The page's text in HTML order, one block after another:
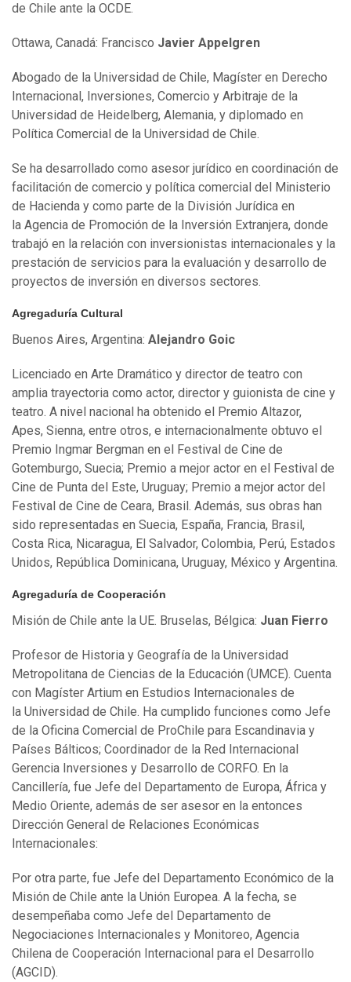
de Chile ante la OCDE.
Ottawa, Canadá: Francisco Javier Appelgren
Abogado de la Universidad de Chile, Magíster en Derecho
Internacional, Inversiones, Comercio y Arbitraje de la
Universidad de Heidelberg, Alemania, y diplomado en
Política Comercial de la Universidad de Chile.
Se ha desarrollado como asesor jurídico en coordinación de
facilitación de comercio y política comercial del Ministerio
de Hacienda y como parte de la División Jurídica en
la Agencia de Promoción de la Inversión Extranjera, donde
trabajó en la relación con inversionistas internacionales y la
prestación de servicios para la evaluación y desarrollo de
proyectos de inversión en diversos sectores.
Agregaduría Cultural
Buenos Aires, Argentina: Alejandro Goic
Licenciado en Arte Dramático y director de teatro con
amplia trayectoria como actor, director y guionista de cine y
teatro. A nivel nacional ha obtenido el Premio Altazor,
Apes, Sienna, entre otros, e internacionalmente obtuvo el
Premio Ingmar Bergman en el Festival de Cine de
Gotemburgo, Suecia; Premio a mejor actor en el Festival de
Cine de Punta del Este, Uruguay; Premio a mejor actor del
Festival de Cine de Ceara, Brasil. Además, sus obras han
sido representadas en Suecia, España, Francia, Brasil,
Costa Rica, Nicaragua, El Salvador, Colombia, Perú, Estados
Unidos, República Dominicana, Uruguay, México y Argentina.
Agregaduría de Cooperación
Misión de Chile ante la UE. Bruselas, Bélgica: Juan Fierro
Profesor de Historia y Geografía de la Universidad
Metropolitana de Ciencias de la Educación (UMCE). Cuenta
con Magíster Artium en Estudios Internacionales de
la Universidad de Chile. Ha cumplido funciones como Jefe
de la Oficina Comercial de ProChile para Escandinavia y
Países Bálticos; Coordinador de la Red Internacional
Gerencia Inversiones y Desarrollo de CORFO. En la
Cancillería, fue Jefe del Departamento de Europa, África y
Medio Oriente, además de ser asesor en la entonces
Dirección General de Relaciones Económicas
Internacionales:
Por otra parte, fue Jefe del Departamento Económico de la
Misión de Chile ante la Unión Europea. A la fecha, se
desempeñaba como Jefe del Departamento de
Negociaciones Internacionales y Monitoreo, Agencia
Chilena de Cooperación Internacional para el Desarrollo
(AGCID).